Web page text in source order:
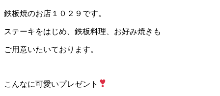
鉄板焼のお店１０２９です。
ステーキをはじめ、鉄板料理、お好み焼きも
ご用意いたいております。
こんなに可愛いプレゼント